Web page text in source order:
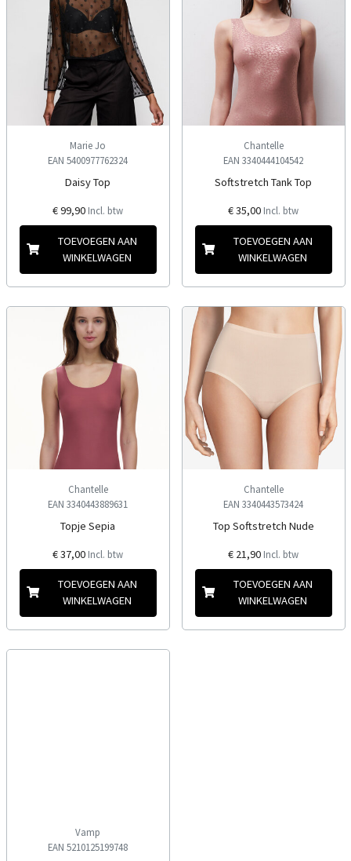
Marie Jo
EAN 5400977762324
Daisy Top
€ 99,90 Incl. btw
TOEVOEGEN AAN
WINKELWAGEN
Chantelle
EAN 3340444104542
Softstretch Tank Top
€ 35,00 Incl. btw
TOEVOEGEN AAN
WINKELWAGEN
Chantelle
EAN 3340443889631
Topje Sepia
€ 37,00 Incl. btw
TOEVOEGEN AAN
WINKELWAGEN
Chantelle
EAN 3340443573424
Top Softstretch Nude
€ 21,90 Incl. btw
TOEVOEGEN AAN
WINKELWAGEN
Vamp
EAN 5210125199748